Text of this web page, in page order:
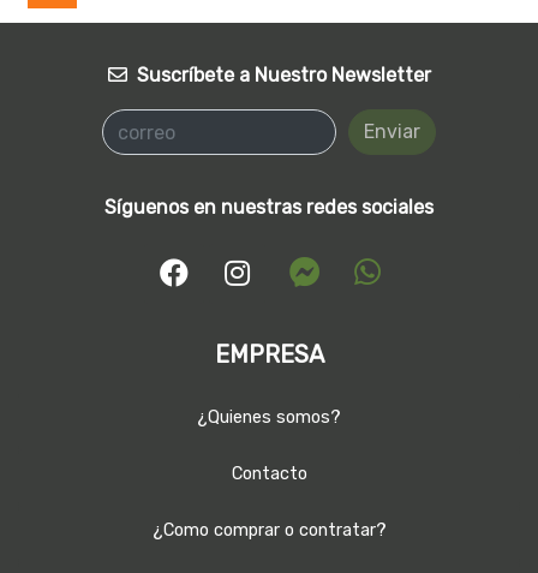
Suscríbete a Nuestro Newsletter
Enviar
Síguenos en nuestras redes sociales
EMPRESA
¿Quienes somos?
Contacto
¿Como comprar o contratar?